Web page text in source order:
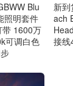
Blu
照明套件
带 1600万
可调白色
新
ach
接线